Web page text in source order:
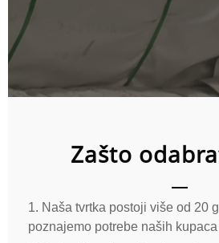
Zašto
1. Naša tvrtka postoji više od 20
poznajemo potrebe naših kupaca